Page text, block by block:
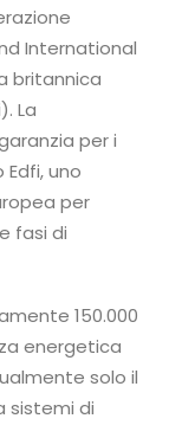
International
britannica
La
per i
uno
per
fasi di
150.000
energetica
solo il
sistemi di